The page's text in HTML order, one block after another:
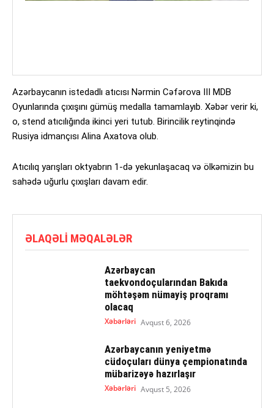
Azərbaycanın istedadlı atıcısı Nərmin Cəfərova III MDB
Oyunlarında çıxışını gümüş medalla tamamlayıb. Xəbər verir ki,
o, stend atıcılığında ikinci yeri tutub. Birincilik reytinqində
Rusiya idmançısı Alina Axatova olub.
Atıcılıq yarışları oktyabrın 1-də yekunlaşacaq və ölkəmizin bu
sahədə uğurlu çıxışları davam edir.
ƏLAQƏLI MƏQALƏLƏR
Azərbaycan
taekvondoçularından Bakıda
möhtəşəm nümayiş proqramı
olacaq
Xəbərləri Avqust 6, 2026
Azərbaycanın yeniyetmə
cüdoçuları dünya çempionatında
mübarizəyə hazırlaşır
Xəbərləri Avqust 5, 2026